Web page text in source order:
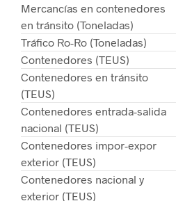
Mercancías en contenedores
en tránsito (Toneladas)
Tráfico Ro-Ro (Toneladas)
Contenedores (TEUS)
Contenedores en tránsito
(TEUS)
Contenedores entrada-salida
nacional (TEUS)
Contenedores impor-expor
exterior (TEUS)
Contenedores nacional y
exterior (TEUS)